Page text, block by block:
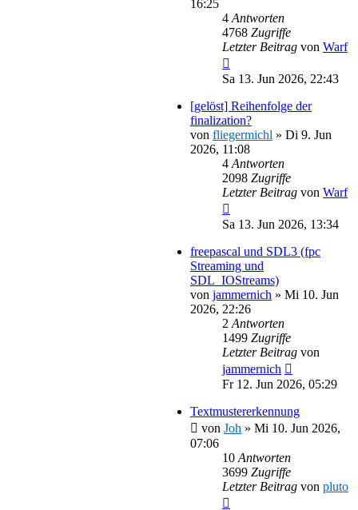
16:25
4 Antworten
4768 Zugriffe
Letzter Beitrag von Warf
Sa 13. Jun 2026, 22:43
[gelöst] Reihenfolge der
finalization?
von fliegermichl » Di 9. Jun
2026, 11:08
4 Antworten
2098 Zugriffe
Letzter Beitrag von Warf
Sa 13. Jun 2026, 13:34
freepascal und SDL3 (fpc
Streaming und
SDL_IOStreams)
von jammernich » Mi 10. Jun
2026, 22:26
2 Antworten
1499 Zugriffe
Letzter Beitrag von
jammernich
Fr 12. Jun 2026, 05:29
Textmustererkennung
von Joh » Mi 10. Jun 2026,
07:06
10 Antworten
3699 Zugriffe
Letzter Beitrag von pluto